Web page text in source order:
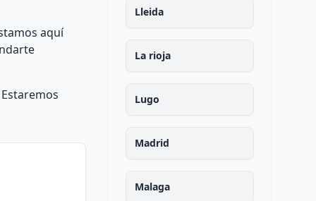
aquí
Lleida
La rioja
Lugo
Madrid
Malaga